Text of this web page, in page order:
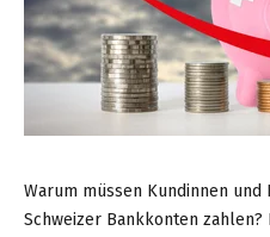
Warum müssen Kundinnen und
Schweizer Bankkonten zahlen?